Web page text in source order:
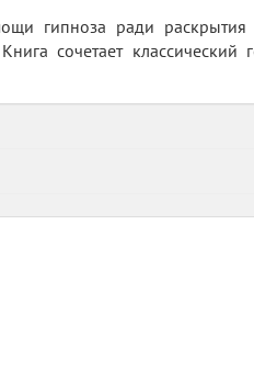
гипноза ради раскрытия
сочетает классический